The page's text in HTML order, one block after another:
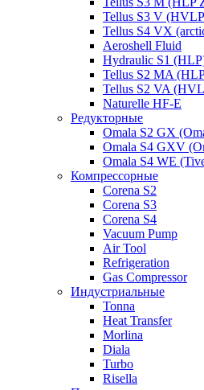
Tellus S3 V
Tellus S4 VX
Aeroshell Fluid
Hydraulic S1
Tellus S2 MA
Tellus S2 VA
Naturelle HF-E
Редукторные
Omala S2 GX
Omala S4 GXV
Omala S4 WE
Компрессорные
Corena S2
Corena S3
Corena S4
Vacuum Pump
Air Tool
Refrigeration
Gas Compressor
Индустриальные
Tonna
Heat Transfer
Morlina
Diala
Turbo
Risella